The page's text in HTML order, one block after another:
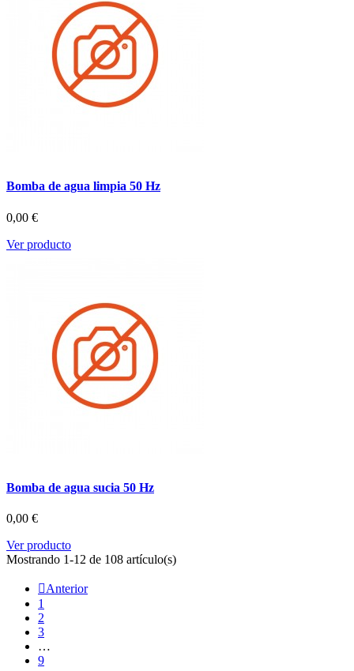
Bomba de agua limpia 50 Hz
0,00 €
Ver producto
Bomba de agua sucia 50 Hz
0,00 €
Ver producto
Mostrando 1-12 de 108 artículo(s)
Anterior
1
2
3
…
9